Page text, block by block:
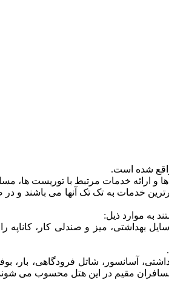
ارائه خدمات مرتبط با توریست ها،
برترین خدمات به تک تک آنها می باشند و
میز و صندلی کار، کاناپه
آسانسور، شاتل فرودگاهی، بار،
مسافران مقیم در این هتل محسوب می